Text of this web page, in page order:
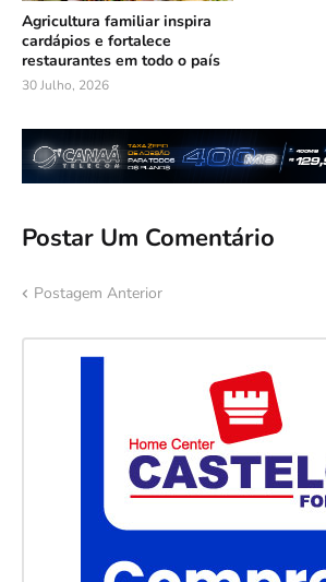
Agricultura familiar inspira
cardápios e fortalece
restaurantes em todo o país
30 Julho, 2026
Postar Um Comentário
Postagem Anterior